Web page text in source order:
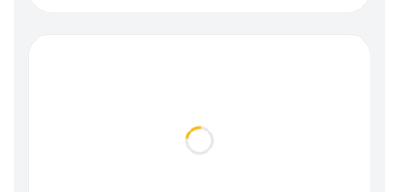
Loading...